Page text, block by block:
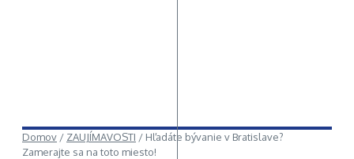
Domov / ZAUJÍMAVOSTI / Hľadáte bývanie v Bratislave?
Zamerajte sa na toto miesto!